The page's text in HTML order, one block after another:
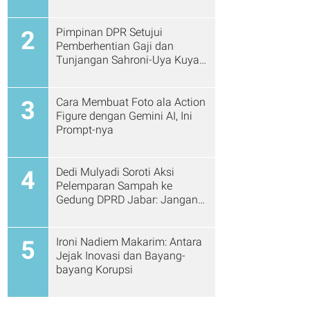
2
Pimpinan DPR Setujui
Pemberhentian Gaji dan
Tunjangan Sahroni-Uya Kuya
3
Cara Membuat Foto ala Action
Figure dengan Gemini AI, Ini
Prompt-nya
4
Dedi Mulyadi Soroti Aksi
Pelemparan Sampah ke
Gedung DPRD Jabar: Jangan
5
Ironi Nadiem Makarim: Antara
Jejak Inovasi dan Bayang-
bayang Korupsi